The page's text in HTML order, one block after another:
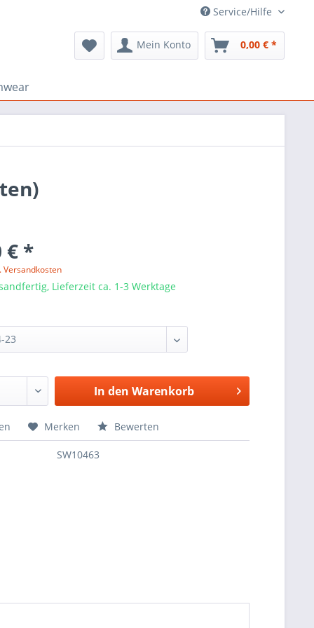
Service/Hilfe
Mein Konto 0,00 € *
€ *
Versandkosten
Lieferzeit ca. 1-3 Werktage
In den Warenkorb
Merken Bewerten
SW10463